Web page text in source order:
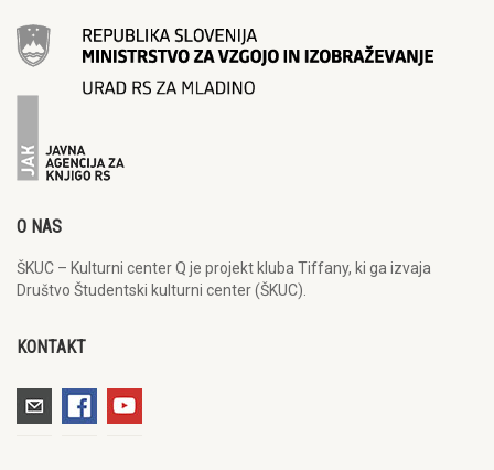
O NAS
ŠKUC – Kulturni center Q je projekt kluba Tiffany, ki ga izvaja
Društvo Študentski kulturni center (ŠKUC).
KONTAKT